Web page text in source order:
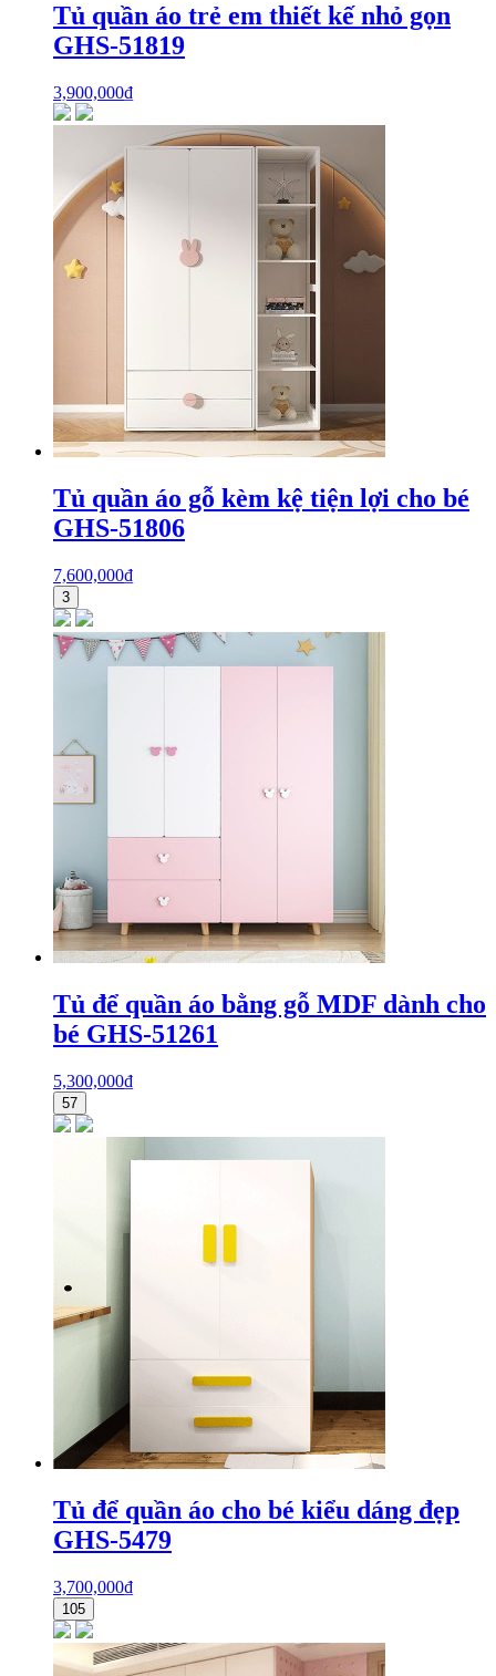
Tủ quần áo trẻ em thiết kế nhỏ gọn
GHS-51819
3,900,000₫
Tủ quần áo gỗ kèm kệ tiện lợi cho bé
GHS-51806
7,600,000₫
3
Tủ để quần áo bằng gỗ MDF dành cho
bé GHS-51261
5,300,000₫
57
Tủ để quần áo cho bé kiểu dáng đẹp
GHS-5479
3,700,000₫
105